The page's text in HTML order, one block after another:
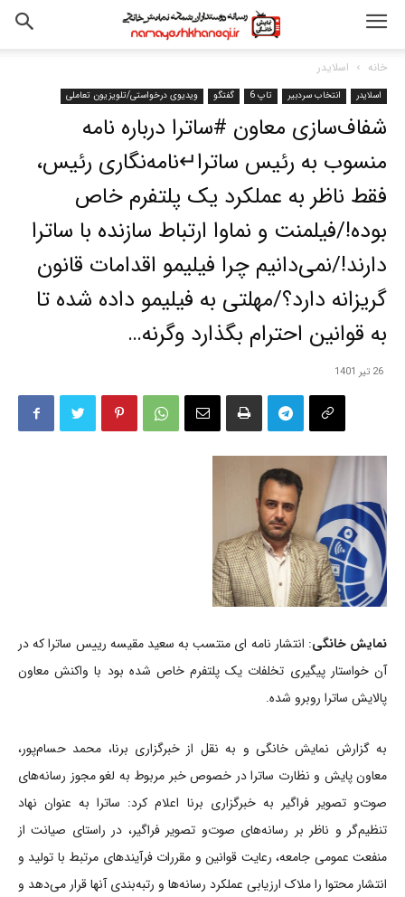
خانه اسلایدر
اسلایدر انتخاب سردبیر تاپ 6 گفتگو ویدیوی درخواستی/تلویزیون تعاملی
شفاف‌سازی معاون #ساترا درباره نامه
منسوب به رئیس ساترا↵نامه‌نگاری رئیس،
فقط ناظر به عملکرد یک پلتفرم خاص
بوده!/فیلمنت و نماوا ارتباط سازنده با ساترا
دارند!/نمی‌دانیم چرا فیلیمو اقدامات قانون
گریزانه دارد؟/مهلتی به فیلیمو داده شده تا
به قوانین احترام بگذارد وگرنه…
26 تیر 1401
نمایش خانگی: انتشار نامه ای منتسب به سعید مقیسه رییس ساترا که در
آن خواستار پیگیری تخلفات یک پلتفرم خاص شده بود با واکنش معاون
پالایش ساترا روبرو شده.
به گزارش نمایش خانگی و به نقل از خبرگزاری برنا، محمد حسام‌پور،
معاون پایش و نظارت ساترا در خصوص خبر مربوط به لغو مجوز رسانه‌های
صوت‌و تصویر فراگیر به خبرگزاری برنا اعلام کرد: ساترا به عنوان نهاد
تنظیم‌گر و ناظر بر رسانه‌های صوت‌و تصویر فراگیر، در راستای صیانت از
منفعت عمومی جامعه، رعایت قوانین و مقررات فرآیندهای مرتبط با تولید و
انتشار محتوا را ملاک ارزیابی عملکرد رسانه‌ها و رتبه‌بندی آنها قرار می‌دهد و